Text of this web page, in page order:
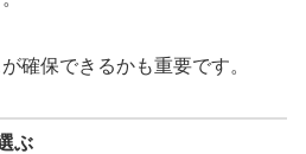
確保できるかも重要です。
ぶ